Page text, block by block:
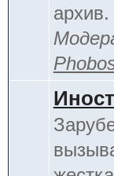
архив.